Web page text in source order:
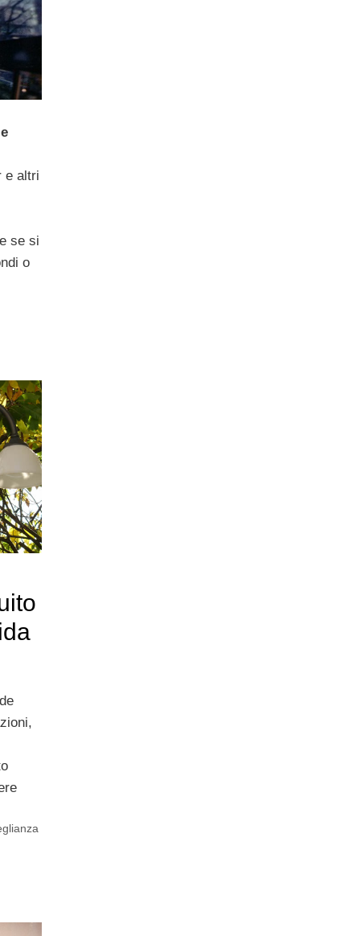
e altri
se si
o